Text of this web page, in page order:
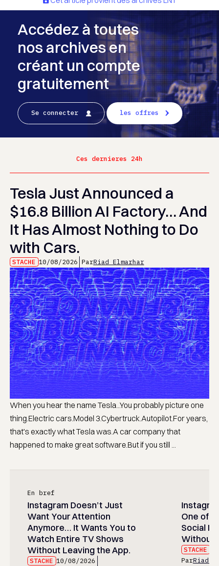
Accédez à toutes
nos archives en
créant un compte
gratuitement
Se connecter les offres
Ces dernieres 24h
Tesla Just Announced a
$16.8 Billion AI Factory… And
It Has Almost Nothing to Do
with Cars.
STACHE 10/08/2026 ParRiad Elmarhar
When you hear the name Tesla...You probably picture one
thing.Electric cars.Model 3.Cybertruck.Autopilot.For years,
that's exactly what Tesla was.A car company that
happened to make great software.But if you still ...
En bref
Instagram Doesn’t Just
Want Your Attention
Anymore… It Wants You to
Watch Entire TV Shows
Without Leaving the App.
STACHE 10/08/2026
One of
Social
Without
STACHE
ParRiad